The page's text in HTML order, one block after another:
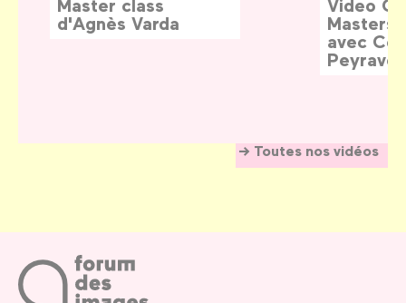
Toutes nos vidéos
d'Agnès Varda
avec